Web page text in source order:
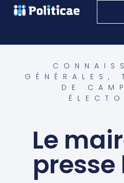
GÉNÉRALES ,
DE
Le